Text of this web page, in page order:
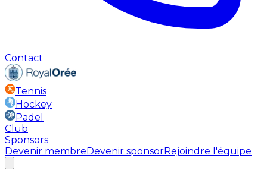
Contact
Tennis
Hockey
Padel
Club
Sponsors
Devenir membreDevenir sponsorRejoindre l'équipe